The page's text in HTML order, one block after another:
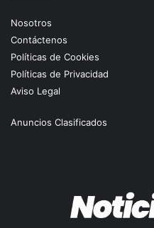
Nosotros
Contáctenos
Políticas de Cookies
Políticas de Privacidad
Aviso Legal
Anuncios Clasificados